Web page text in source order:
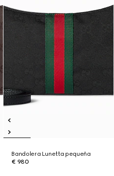
Bandolera Lunetta pequeña
€ 980